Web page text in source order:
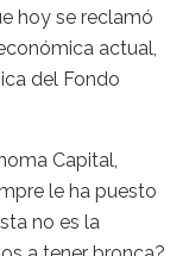
hoy se reclamó
actual,
del Fondo
Capital,
le ha puesto
no es la